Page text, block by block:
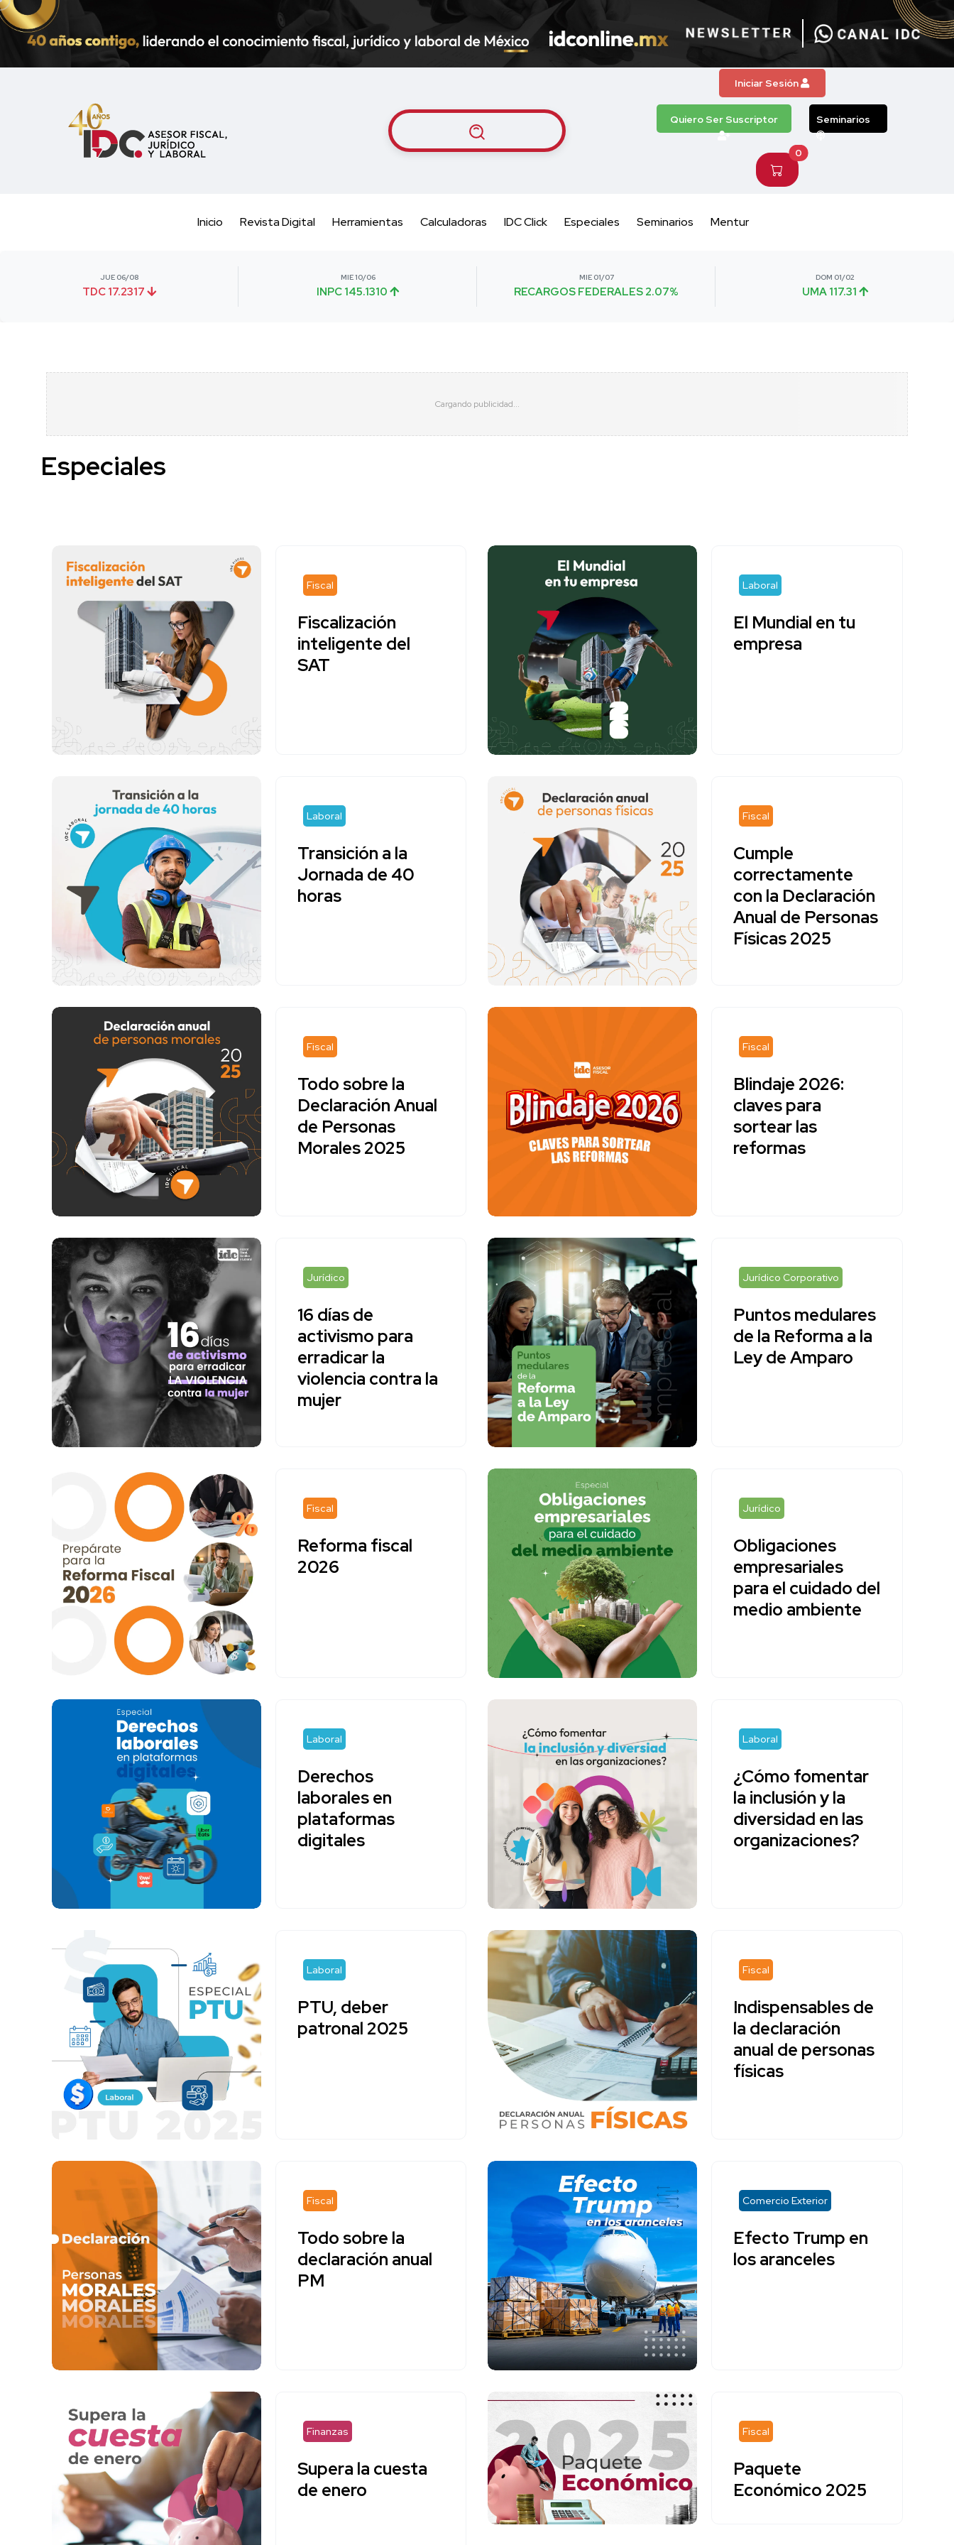
Iniciar Sesión
Quiero Ser Suscriptor Seminarios
0
Inicio Revista Digital Herramientas Calculadoras IDC Click Especiales Seminarios Mentur
JUE 06/08
TDC 17.2317
MIE 10/06
INPC 145.1310
MIE 01/07
RECARGOS FEDERALES 2.07%
DOM 01/02
UMA 117.31
Especiales
Fiscal
Fiscalización
inteligente del
SAT
Laboral
El Mundial en tu
empresa
Laboral
Transición a la
Jornada de 40
horas
Fiscal
Cumple
correctamente
con la Declaración
Anual de Personas
Físicas 2025
Fiscal
Todo sobre la
Declaración Anual
de Personas
Morales 2025
Fiscal
Blindaje 2026:
claves para
sortear las
reformas
Jurídico
16 días de
activismo para
erradicar la
violencia contra la
mujer
Jurídico Corporativo
Puntos medulares
de la Reforma a la
Ley de Amparo
Fiscal
Reforma fiscal
2026
Jurídico
Obligaciones
empresariales
para el cuidado del
medio ambiente
Laboral
Derechos
laborales en
plataformas
digitales
Laboral
¿Cómo fomentar
la inclusión y la
diversidad en las
organizaciones?
Laboral
PTU, deber
patronal 2025
Fiscal
Indispensables de
la declaración
anual de personas
físicas
Fiscal
Todo sobre la
declaración anual
PM
Comercio Exterior
Efecto Trump en
los aranceles
Finanzas
Supera la cuesta
de enero
Fiscal
Paquete
Económico 2025